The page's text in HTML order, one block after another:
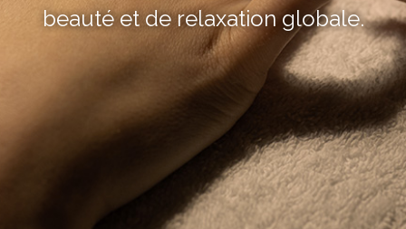
beauté et de relaxation globale.